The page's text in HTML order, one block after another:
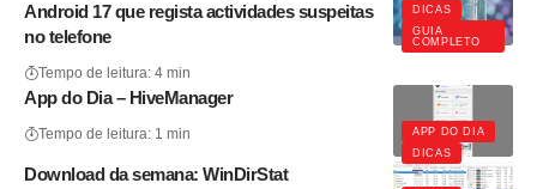
DICAS
GUIA
COMPLETO
Android 17 que regista actividades suspeitas
no telefone
Tempo de leitura: 4 min
APP DO DIA
DICAS
App do Dia – HiveManager
Tempo de leitura: 1 min
Download da semana: WinDirStat